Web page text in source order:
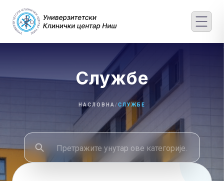
content
Службе
НАСЛОВНА / СЛУЖБЕ